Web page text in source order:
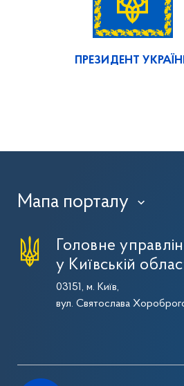
ПРЕЗИДЕНТ
Мапа порталу ›
Головне
у Київській
03151, м. Київ,
вул. Святослава